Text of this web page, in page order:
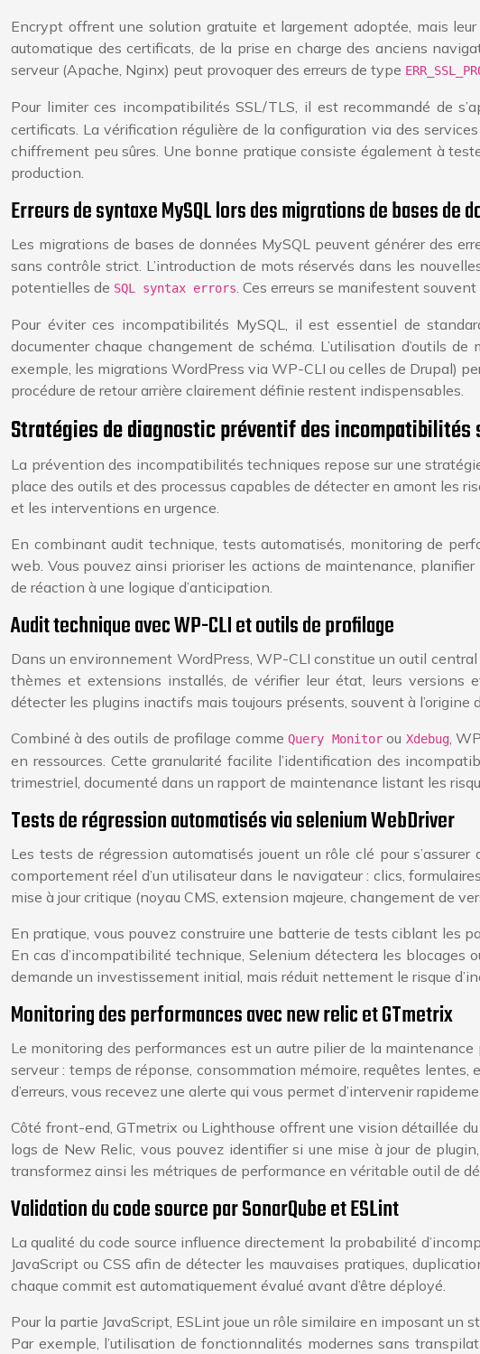
Encrypt offrent une solution gratuite et largement adoptée, mais
automatique des certificats, de la prise en charge des anciens
serveur (Apache, Nginx) peut provoquer des erreurs de type
Pour limiter ces incompatibilités SSL/TLS, il est recommandé de
certificats. La vérification régulière de la configuration via des
chiffrement peu sûres. Une bonne pratique consiste également à
production.
Erreurs de syntaxe MySQL lors des migrations de bases de
Les migrations de bases de données MySQL peuvent générer des
sans contrôle strict. L’introduction de mots réservés dans les
potentielles de SQL syntax errors. Ces erreurs se manifestent
Pour éviter ces incompatibilités MySQL, il est essentiel de
documenter chaque changement de schéma. L’utilisation d’outils de
exemple, les migrations WordPress via WP-CLI ou celles de Drupal)
procédure de retour arrière clairement définie restent indispensables.
Stratégies de diagnostic préventif des incompatibilités
La prévention des incompatibilités techniques repose sur une
place des outils et des processus capables de détecter en amont les
et les interventions en urgence.
En combinant audit technique, tests automatisés, monitoring de
web. Vous pouvez ainsi prioriser les actions de maintenance,
de réaction à une logique d’anticipation.
Audit technique avec WP-CLI et outils de profilage
Dans un environnement WordPress, WP-CLI constitue un outil
thèmes et extensions installés, de vérifier leur état, leurs versions
détecter les plugins inactifs mais toujours présents, souvent à l’origine
Combiné à des outils de profilage commeQuery Monitorou Xdebug,
en ressources. Cette granularité facilite l’identification des
trimestriel, documenté dans un rapport de maintenance listant les
Tests de régression automatisés via selenium WebDriver
Les tests de régression automatisés jouent un rôle clé pour
comportement réel d’un utilisateur dans le navigateur : clics,
mise à jour critique (noyau CMS, extension majeure, changement de
En pratique, vous pouvez construire une batterie de tests ciblant les
En cas d’incompatibilité technique, Selenium détectera les blocages
demande un investissement initial, mais réduit nettement le risque
Monitoring des performances avec new relic et GTmetrix
Le monitoring des performances est un autre pilier de la
serveur : temps de réponse, consommation mémoire, requêtes
d’erreurs, vous recevez une alerte qui vous permet d’intervenir
Côté front-end, GTmetrix ou Lighthouse offrent une vision détaillée
logs de New Relic, vous pouvez identifier si une mise à jour de
transformez ainsi les métriques de performance en véritable outil de
Validation du code source par SonarQube et ESLint
La qualité du code source influence directement la probabilité
JavaScript ou CSS afin de détecter les mauvaises pratiques,
chaque commit est automatiquement évalué avant d’être déployé.
Pour la partie JavaScript, ESLint joue un rôle similaire en imposant
Par exemple, l’utilisation de fonctionnalités modernes sans